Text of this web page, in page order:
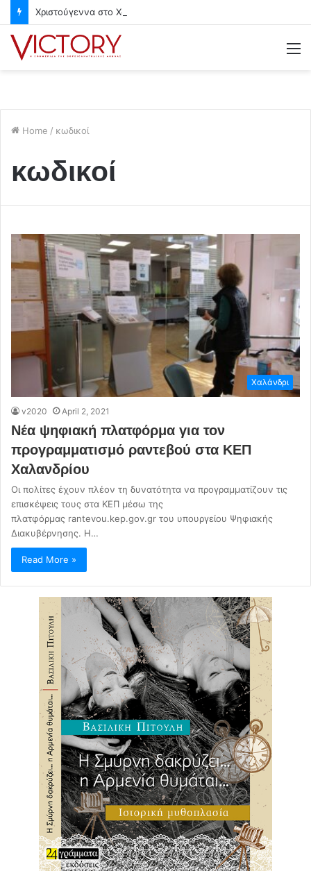
Home / κωδικοί
κωδικοί
Χαλάνδρι
v2020 April 2, 2021
Νέα ψηφιακή πλατφόρμα για τον
προγραμματισμό ραντεβού στα ΚΕΠ
Χαλανδρίου
Οι πολίτες έχουν πλέον τη δυνατότητα να προγραμματίζουν τις
επισκέψεις τους στα ΚΕΠ μέσω της
πλατφόρμας rantevou.kep.gov.gr του υπουργείου Ψηφιακής
Διακυβέρνησης. Η…
Read More »